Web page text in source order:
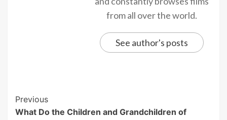
from all over the world.
See author's posts
Previous
What Do the Children and Grandchildren of